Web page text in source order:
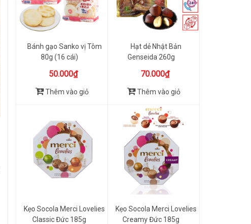
Bánh gạo Sanko vị Tôm
80g (16 cái)
50.000₫
Thêm vào giỏ
Hạt dẻ Nhật Bản
Genseida 260g
70.000₫
Thêm vào giỏ
Kẹo Socola Merci Lovelies
Classic Đức 185g
Kẹo Socola Merci Lovelies
Creamy Đức 185g